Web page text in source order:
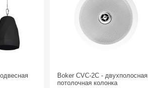
Boker CVC-2C - двухполосная
потолочная колонка